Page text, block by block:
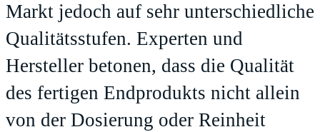
Markt jedoch auf sehr unterschiedliche
Qualitätsstufen. Experten und
Hersteller betonen, dass die Qualität
des fertigen Endprodukts nicht allein
von der Dosierung oder Reinheit